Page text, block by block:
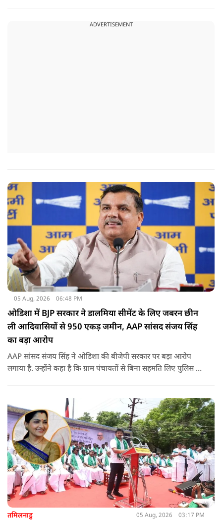
ADVERTISEMENT
05 Aug, 2026 06:48 PM
ओडिशा में BJP सरकार ने डालमिया सीमेंट के लिए जबरन छीन
ली आदिवासियों से 950 एकड़ जमीन, AAP सांसद संजय सिंह
का बड़ा आरोप
AAP सांसद संजय सिंह ने ओडिशा की बीजेपी सरकार पर बड़ा आरोप
लगाया है. उन्होंने कहा है कि ग्राम पंचायतों से बिना सहमति लिए पुलिस के
तमिलनाडु 05 Aug, 2026 03:17 PM